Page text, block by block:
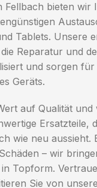
Fellbach bieten wir
Tablets. Unsere
Reparatur und
und sorgen
Geräts.
auf Qualität und
Ersatzteile,
wie neu aussieht.
– wir
Topform.
Sie von